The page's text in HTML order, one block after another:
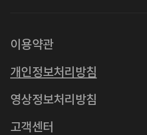
사업자등록번호
통신판매업 2011-서울중구-
주소 서울특별시 중구 다
호스팅사업자
이용약관
개인정보처리방침
영상정보처리방침
고객센터